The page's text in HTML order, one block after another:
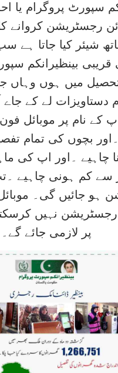
سپورٹ پروگرام یا
رجسٹریشن کروانے
شیئر کیا جاتا ہے
بینظیرانکم
میں ہوں وہاں
دستاویزات لے کے
کے نام پر موبائل
۔اور بچوں کی تمام
سے کم ہونی چاہیے
ہو جائیں گی۔
نہیں
پر لازمی جائے گے۔